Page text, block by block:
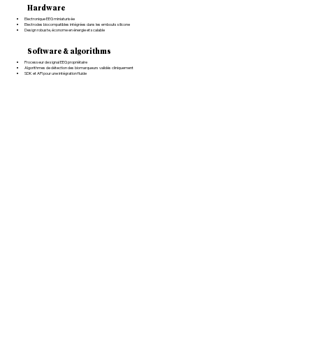
Hardware
Electronique EEG miniaturisée
Electrodes biocompatibles intégrées dans les embouts silicone
Design robuste, économe en énergie et scalable
Software & algorithms
Processeur de signal EEG propriétaire
Algorithmes de détection des biomarqueurs validés cliniquement
SDK et API pour une intégration fluide